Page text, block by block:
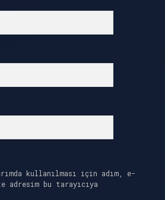
kullanılması için adım, e-
adresim bu tarayıcıya